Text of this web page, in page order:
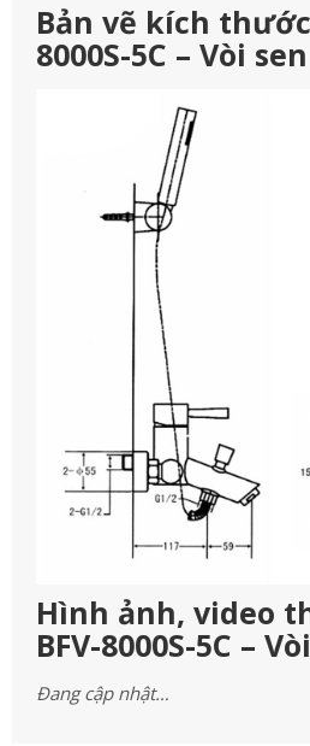
Bản vẽ kích thước
8000S-5C – Vòi
Hình ảnh, video
BFV-8000S-5C –
Đang cập nhật…